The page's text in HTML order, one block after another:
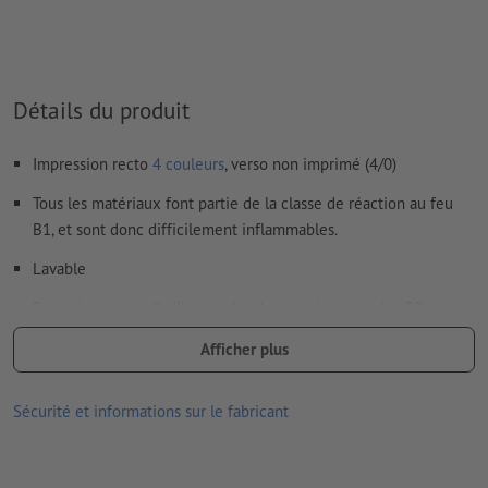
Détails du produit
Impression recto 4 couleurs, verso non imprimé (4/0)
Tous les matériaux font partie de la classe de réaction au feu
B1, et sont donc difficilement inflammables.
Lavable
pour fixation facile
Les œillets sont réalisés en tenant compte du sens de lecture
articles supplémentaires en option : Sets de fixation
Afficher plus
Sécurité et informations sur le fabricant